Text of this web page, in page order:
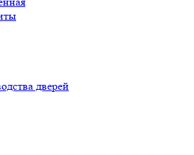
дверей
удобное время звонка